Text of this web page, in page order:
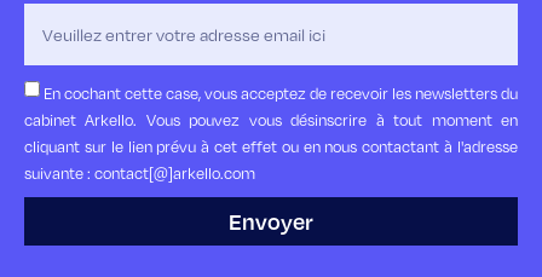
En cochant cette case, vous acceptez de recevoir les newsletters du
cabinet Arkello. Vous pouvez vous désinscrire à tout moment en
cliquant sur le lien prévu à cet effet ou en nous contactant à l'adresse
suivante : contact[@]arkello.com
Envoyer